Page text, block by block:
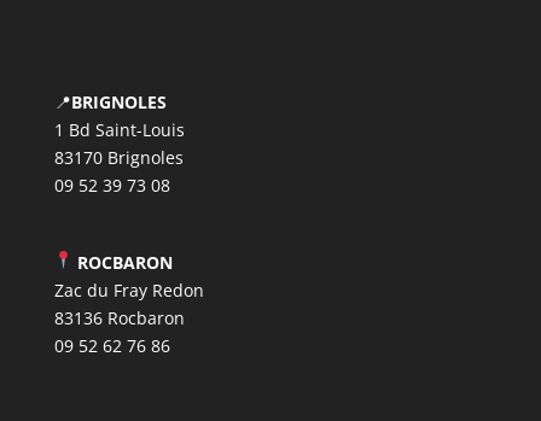
📍BRIGNOLES
1 Bd Saint-Louis
83170 Brignoles
09 52 39 73 08
ROCBARON
Zac du Fray Redon
83136 Rocbaron
09 52 62 76 86